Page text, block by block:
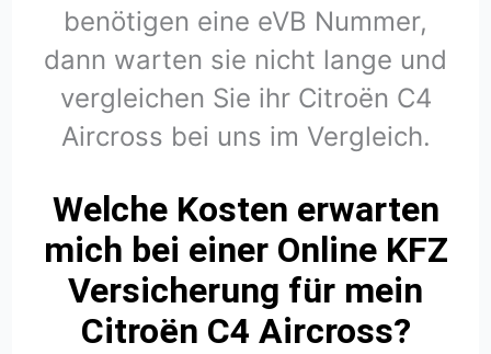
benötigen eine eVB Nummer,
dann warten sie nicht lange und
vergleichen Sie ihr Citroën C4
Aircross bei uns im Vergleich.
Welche Kosten erwarten
mich bei einer Online KFZ
Versicherung für mein
Citroën C4 Aircross?